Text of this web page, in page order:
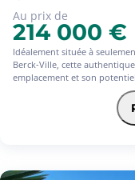
Au prix de
214 000 €
Idéalement située à
Berck-Ville, cette
emplacement et son
vie avec cuisine ouverte,
l'étage, le palier dessert
agréable et de
d'aménagement selon vos